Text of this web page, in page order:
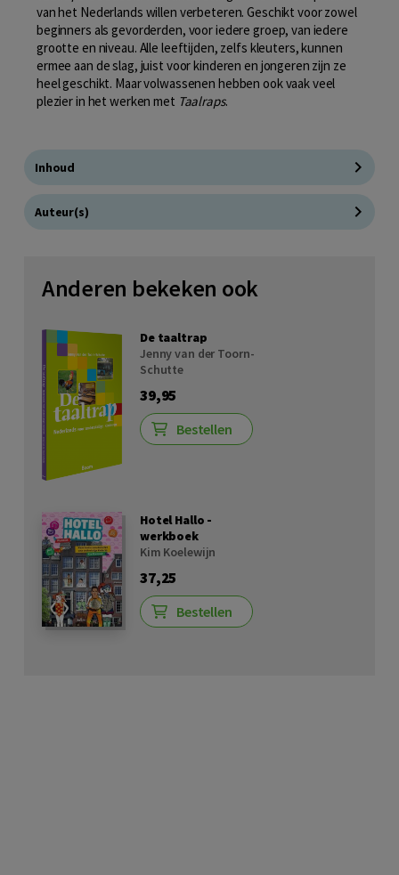
van het Nederlands willen verbeteren. Geschikt voor zowel
beginners als gevorderden, voor iedere groep, van iedere
grootte en niveau. Alle leeftijden, zelfs kleuters, kunnen
ermee aan de slag, juist voor kinderen en jongeren zijn ze
heel geschikt. Maar volwassenen hebben ook vaak veel
plezier in het werken met Taalraps.
Inhoud
Auteur(s)
Anderen bekeken ook
De taaltrap
Jenny van der Toorn-
Schutte
39,95
Bestellen
Hotel Hallo -
werkboek
Kim Koelewijn
37,25
Bestellen